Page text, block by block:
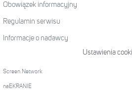
Obowiązek informacyjny
Regulamin serwisu
Informacje o nadawcy
Ustawienia
Screen Network
naEKRANIE